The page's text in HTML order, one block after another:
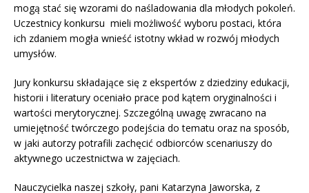
mogą stać się wzorami do naśladowania dla młodych pokoleń.
Uczestnicy konkursu mieli możliwość wyboru postaci, która
ich zdaniem mogła wnieść istotny wkład w rozwój młodych
umysłów.
Jury konkursu składające się z ekspertów z dziedziny edukacji,
historii i literatury oceniało prace pod kątem oryginalności i
wartości merytorycznej. Szczególną uwagę zwracano na
umiejętność twórczego podejścia do tematu oraz na sposób,
w jaki autorzy potrafili zachęcić odbiorców scenariuszy do
aktywnego uczestnictwa w zajęciach.
Nauczycielka naszej szkoły, pani Katarzyna Jaworska, z